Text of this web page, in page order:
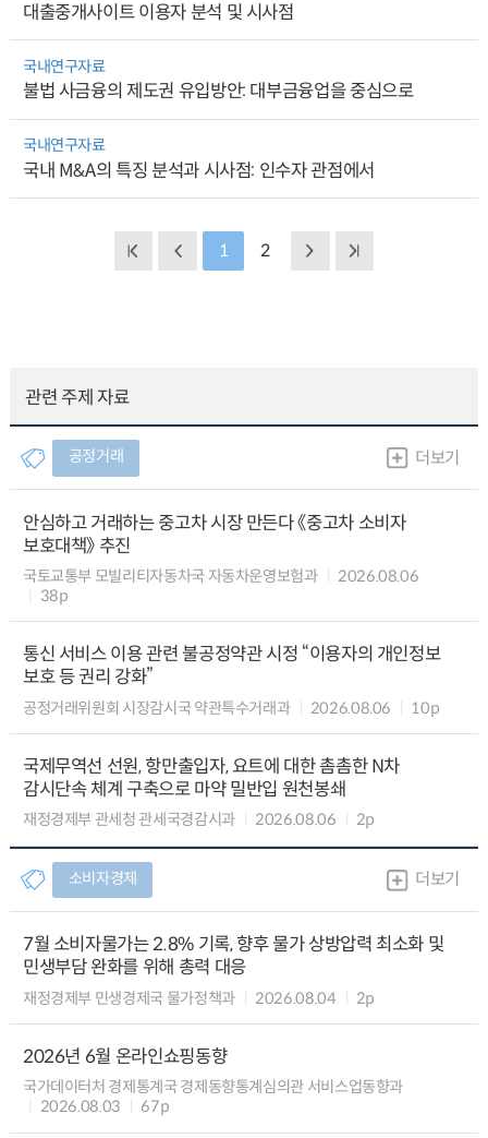
대출중개사이트 이용자 분석 및 시사점
국내연구자료
불법 사금융의 제도권 유입방안: 대부금융업을 중심으로
국내연구자료
국내 M&A의 특징 분석과 시사점: 인수자 관점에서
1 2
관련 주제 자료
공정거래 더보기
안심하고 거래하는 중고차 시장 만든다 《중고차 소비자
보호대책》 추진
국토교통부 모빌리티자동차국 자동차운영보험과
2026.08.06
38p
통신 서비스 이용 관련 불공정약관 시정 “이용자의 개인정보
보호 등 권리 강화”
공정거래위원회 시장감시국 약관특수거래과 2026.08.06 10p
국제무역선 선원, 항만출입자, 요트에 대한 촘촘한 N차
감시단속 체계 구축으로 마약 밀반입 원천봉쇄
재정경제부 관세청 관세국경감시과 2026.08.06 2p
소비자경제 더보기
7월 소비자물가는 2.8% 기록, 향후 물가 상방압력 최소화 및
민생부담 완화를 위해 총력 대응
재정경제부 민생경제국 물가정책과 2026.08.04 2p
2026년 6월 온라인쇼핑동향
국가데이터처 경제통계국 경제동향통계심의관 서비스업동향과
2026.08.03
67p